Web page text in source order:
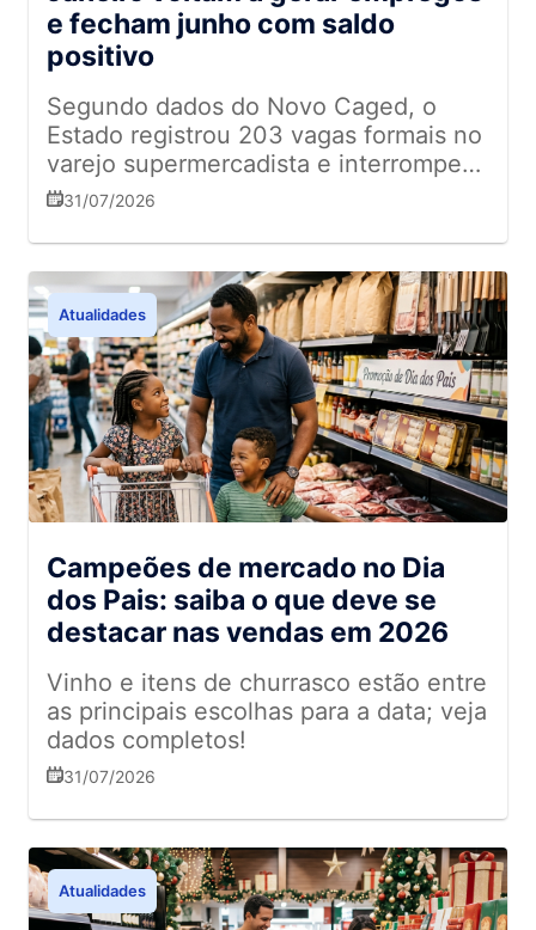
e fecham junho com saldo
positivo
Segundo dados do Novo Caged, o
Estado registrou 203 vagas formais no
varejo supermercadista e interrompeu
a sequência de resultados negativos
31/07/2026
Atualidades
Campeões de mercado no Dia
dos Pais: saiba o que deve se
destacar nas vendas em 2026
Vinho e itens de churrasco estão entre
as principais escolhas para a data; veja
dados completos!
31/07/2026
Atualidades